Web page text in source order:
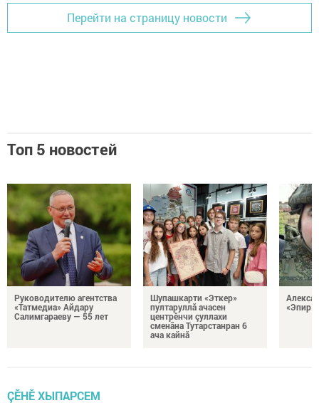
Перейти на страницу новости
Топ 5 новостей
Руководителю агентства
«Татмедиа» Айдару
Салимгараеву — 55 лет
Шупашкарти «Эткер»
пултаруллă ачасен
центрӗнчи çуллахи
сменăна Тутарстанран 6
ача кайнă
«Эпир
ÇӖНӖ ХЫПАРСЕМ